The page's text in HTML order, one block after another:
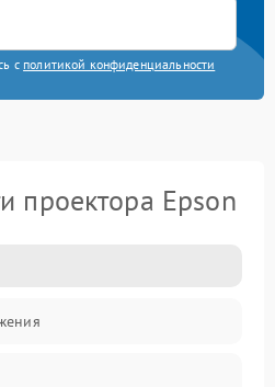
с политикой конфиденциальности
проектора Epson